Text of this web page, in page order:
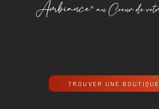
TROUVER UNE BOUTIQUE